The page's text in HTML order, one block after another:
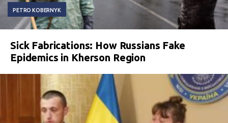
PETRO KOBERNYK
Sick Fabrications: How Russians Fake
Epidemics in Kherson Region